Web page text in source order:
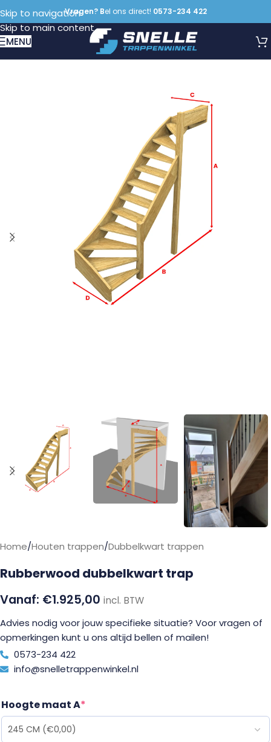
Skip to navigation
Skip to main content
Vragen? Bel ons direct! 0573-234 422
MENU
Home/Houten trappen/Dubbelkwart trappen
Rubberwood dubbelkwart trap
€1.925,00 incl. BTW
Advies nodig voor jouw specifieke situatie? Voor vragen of
opmerkingen kunt u ons altijd bellen of mailen!
0573-234 422
info@snelletrappenwinkel.nl
Hoogte maat A*